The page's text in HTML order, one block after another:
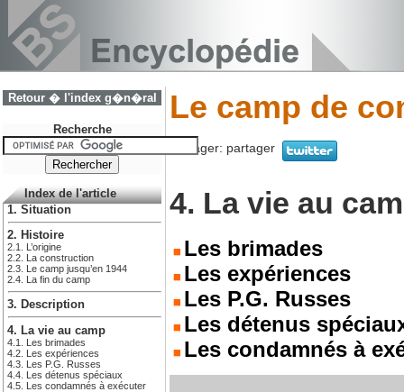
Retour � l'index g�n�ral
Recherche
Index de l'article
1. Situation
2. Histoire
2.1. L’origine
2.2. La construction
2.3. Le camp jusqu’en 1944
2.4. La fin du camp
3. Description
4. La vie au camp
4.1. Les brimades
4.2. Les expériences
4.3. Les P.G. Russes
4.4. Les détenus spéciaux
4.5. Les condamnés à exécuter
Le camp de
Partager: partager
4. La vie au
Les brimades
Les expériences
Les P.G. Russes
Les détenus
Les condamnés à